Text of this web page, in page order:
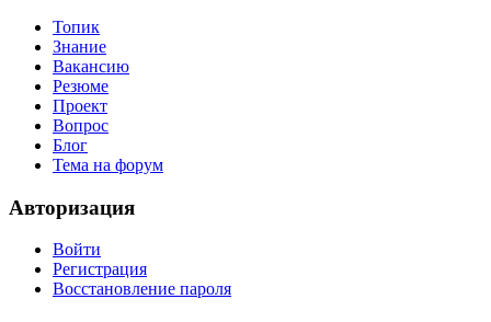
Топик
Знание
Вакансию
Резюме
Проект
Вопрос
Блог
Тема на форум
Авторизация
Войти
Регистрация
Восстановление пароля